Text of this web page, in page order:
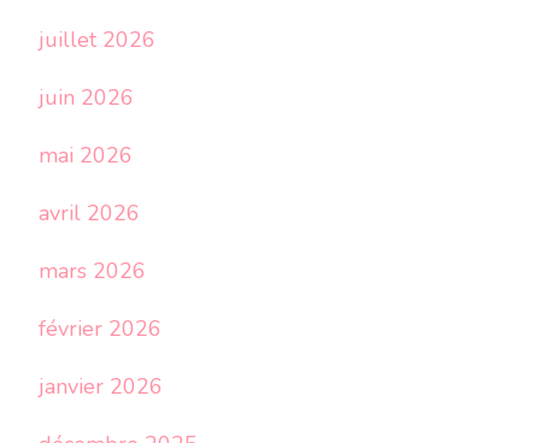
juillet 2026
juin 2026
mai 2026
avril 2026
mars 2026
février 2026
janvier 2026